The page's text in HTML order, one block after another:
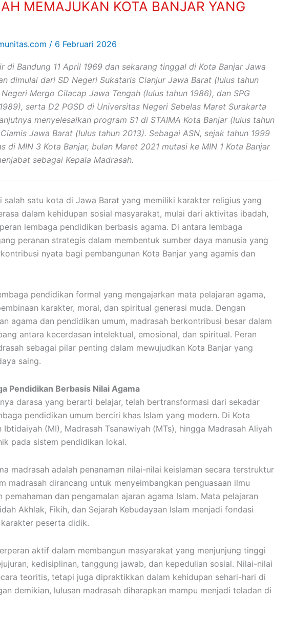
MEMAJUKAN KOTA BANJAR YANG
/ 6 Februari 2026
di Bandung 11 April 1969 dan sekarang tinggal di Kota Banjar Jawa
dimulai dari SD Negeri Sukataris Cianjur Jawa Barat (lulus tahun
Mergo Cilacap Jawa Tengah (lulus tahun 1986), dan SPG
serta D2 PGSD di Universitas Negeri Sebelas Maret Surakarta
menyelesaikan program S1 di STAIMA Kota Banjar (lulus tahun
Jawa Barat (lulus tahun 2013). Sebagai ASN, sejak tahun 1999
di MIN 3 Kota Banjar, bulan Maret 2021 mutasi ke MIN 1 Kota Banjar
sebagai Kepala Madrasah.
salah satu kota di Jawa Barat yang memiliki karakter religius yang
dalam kehidupan sosial masyarakat, mulai dari aktivitas ibadah,
lembaga pendidikan berbasis agama. Di antara lembaga
peranan strategis dalam membentuk sumber daya manusia yang
nyata bagi pembangunan Kota Banjar yang agamis dan
pendidikan formal yang mengajarkan mata pelajaran agama,
karakter, moral, dan spiritual generasi muda. Dengan
agama dan pendidikan umum, madrasah berkontribusi besar dalam
antara kecerdasan intelektual, emosional, dan spiritual. Peran
sebagai pilar penting dalam mewujudkan Kota Banjar yang
saing.
Pendidikan Berbasis Nilai Agama
darasa yang berarti belajar, telah bertransformasi dari sekadar
pendidikan umum berciri khas Islam yang modern. Di Kota
Ibtidaiyah (MI), Madrasah Tsanawiyah (MTs), hingga Madrasah Aliyah
pada sistem pendidikan lokal.
madrasah adalah penanaman nilai-nilai keislaman secara terstruktur
madrasah dirancang untuk menyeimbangkan penguasaan ilmu
pemahaman dan pengamalan ajaran agama Islam. Mata pelajaran
Akhlak, Fikih, dan Sejarah Kebudayaan Islam menjadi fondasi
peserta didik.
aktif dalam membangun masyarakat yang menjunjung tinggi
kedisiplinan, tanggung jawab, dan kepedulian sosial. Nilai-nilai
teoritis, tetapi juga dipraktikkan dalam kehidupan sehari-hari di
demikian, lulusan madrasah diharapkan mampu menjadi teladan di